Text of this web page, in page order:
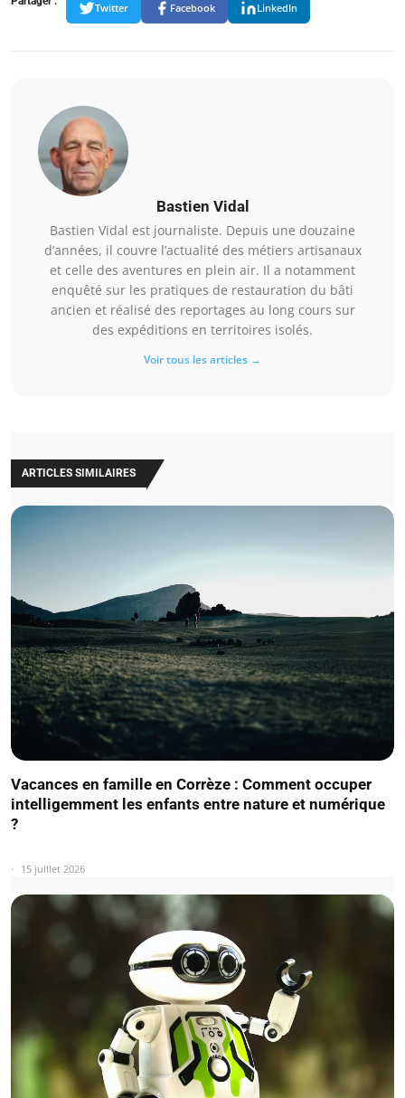
Twitter Facebook LinkedIn
Bastien Vidal
Bastien Vidal est journaliste. Depuis une douzaine
d’années, il couvre l’actualité des métiers artisanaux
et celle des aventures en plein air. Il a notamment
enquêté sur les pratiques de restauration du bâti
ancien et réalisé des reportages au long cours sur
des expéditions en territoires isolés.
Voir tous les articles →
ARTICLES SIMILAIRES
Vacances en famille en Corrèze : Comment occuper
intelligemment les enfants entre nature et numérique
?
15 juillet 2026